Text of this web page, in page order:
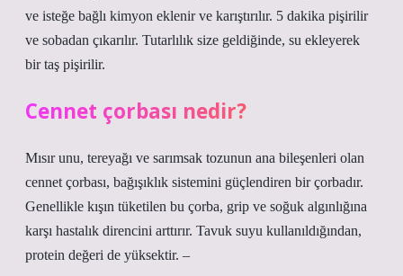
ve isteğe bağlı kimyon eklenir ve karıştırılır. 5 dakika pişirilir
ve sobadan çıkarılır. Tutarlılık size geldiğinde, su ekleyerek
bir taş pişirilir.
Cennet çorbası nedir?
Mısır unu, tereyağı ve sarımsak tozunun ana bileşenleri olan
cennet çorbası, bağışıklık sistemini güçlendiren bir çorbadır.
Genellikle kışın tüketilen bu çorba, grip ve soğuk algınlığına
karşı hastalık direncini arttırır. Tavuk suyu kullanıldığından,
protein değeri de yüksektir. –